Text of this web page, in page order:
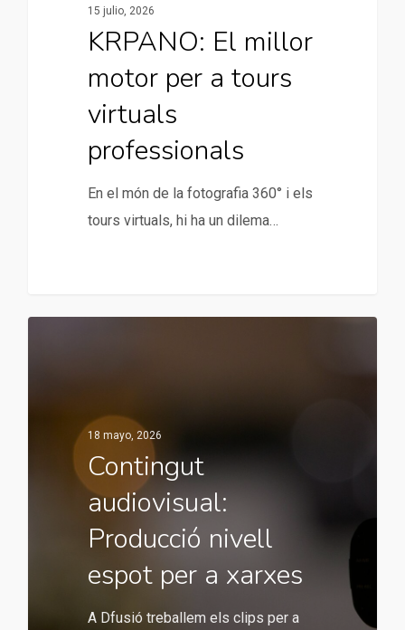
15 julio, 2026
KRPANO: El millor
motor per a tours
virtuals
professionals
En el món de la fotografia 360° i els
tours virtuals, hi ha un dilema…
18 mayo, 2026
Contingut
audiovisual:
Producció nivell
espot per a xarxes
A Dfusió treballem els clips per a